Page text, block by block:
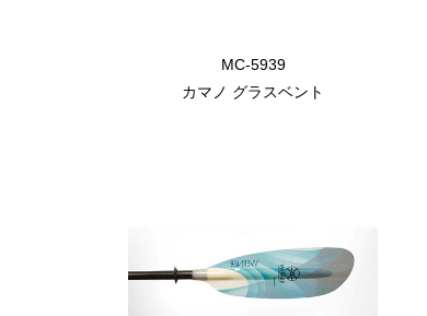
MC-5939
カマノ グラスベント